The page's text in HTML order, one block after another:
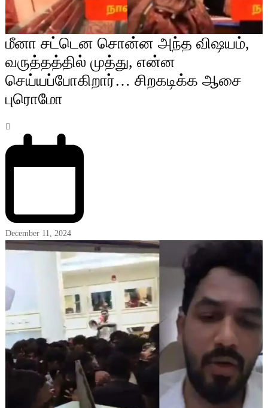
மீனா சட்டென சொன்ன அந்த விஷயம்,
வருத்தத்தில் முத்து, என்ன
செய்யப்போகிறார்… சிறகடிக்க ஆசை
புரொமோ
December 11, 2024